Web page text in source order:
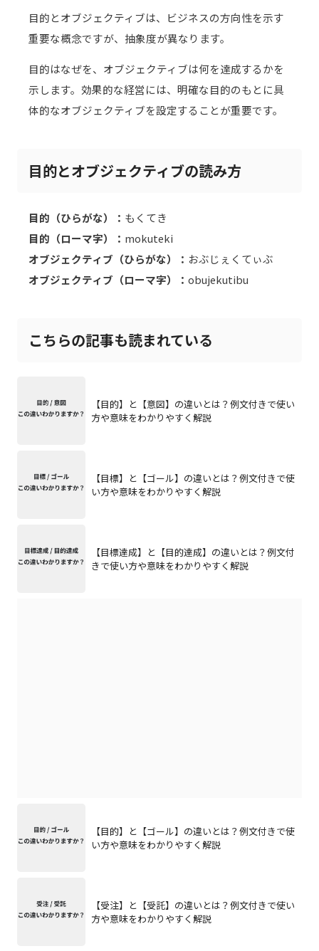
目的とオブジェクティブは、ビジネスの方向性を示す
重要な概念ですが、抽象度が異なります。
目的はなぜを、オブジェクティブは何を達成するかを
示します。効果的な経営には、明確な目的のもとに具
体的なオブジェクティブを設定することが重要です。
目的とオブジェクティブの読み方
目的（ひらがな）： もくてき
目的（ローマ字）： mokuteki
オブジェクティブ（ひらがな）： おぶじぇくてぃぶ
オブジェクティブ（ローマ字）： obujekutibu
こちらの記事も読まれている
【目的】と【意図】の違いとは？例文付きで使い
方や意味をわかりやすく解説
【目標】と【ゴール】の違いとは？例文付きで使
い方や意味をわかりやすく解説
【目標達成】と【目的達成】の違いとは？例文付
きで使い方や意味をわかりやすく解説
【目的】と【ゴール】の違いとは？例文付きで使
い方や意味をわかりやすく解説
【受注】と【受託】の違いとは？例文付きで使い
方や意味をわかりやすく解説